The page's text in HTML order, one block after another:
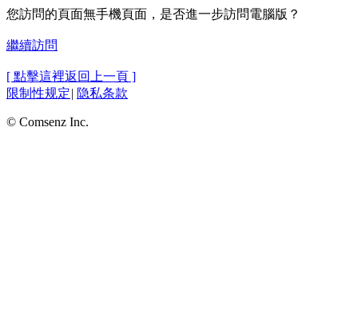
您訪問的頁面無手機頁面，是否進一步訪問電腦版？
繼續訪問
[ 點擊這裡返回上一頁 ]
限制性规定| 隐私条款
© Comsenz Inc.